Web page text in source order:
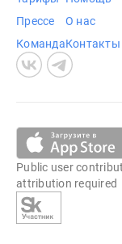
Прессе
Команда
О нас
Контакты
Public user
attribution required